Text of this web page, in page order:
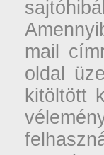
mail
oldal
kitöltött